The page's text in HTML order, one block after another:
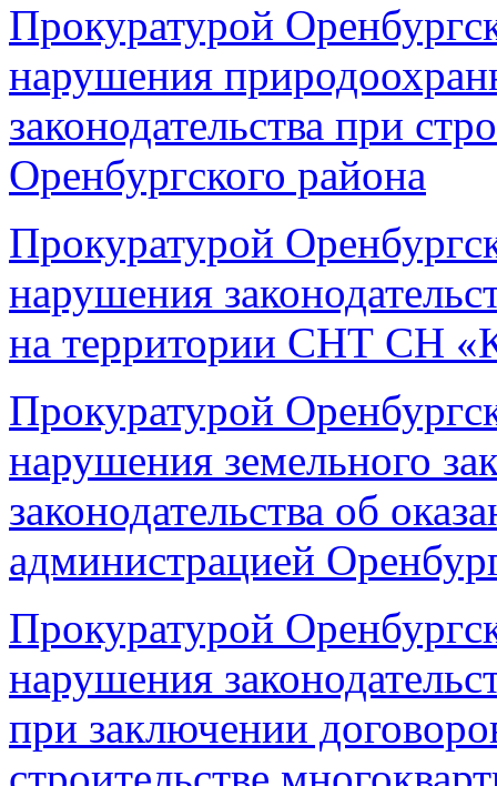
Прокуратурой
нарушения
законодательства при
Оренбургского района
Прокуратурой
нарушения
на территории СНТ СН
Прокуратурой
нарушения земельного
законодательства об
администрацией
Прокуратурой
нарушения
при заключении